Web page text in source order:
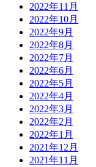
2022年11月
2022年10月
2022年9月
2022年8月
2022年7月
2022年6月
2022年5月
2022年4月
2022年3月
2022年2月
2022年1月
2021年12月
2021年11月